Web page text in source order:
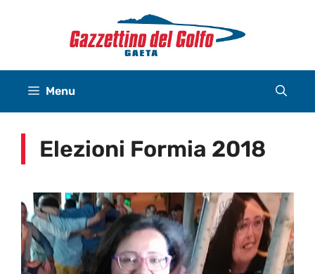
Menu
Elezioni Formia 2018